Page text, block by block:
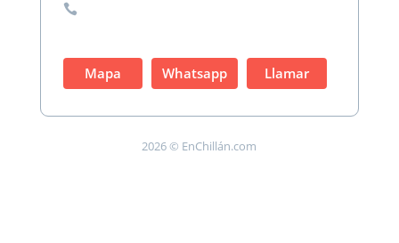

Mapa Whatsapp Llamar
2026 © EnChillán.com